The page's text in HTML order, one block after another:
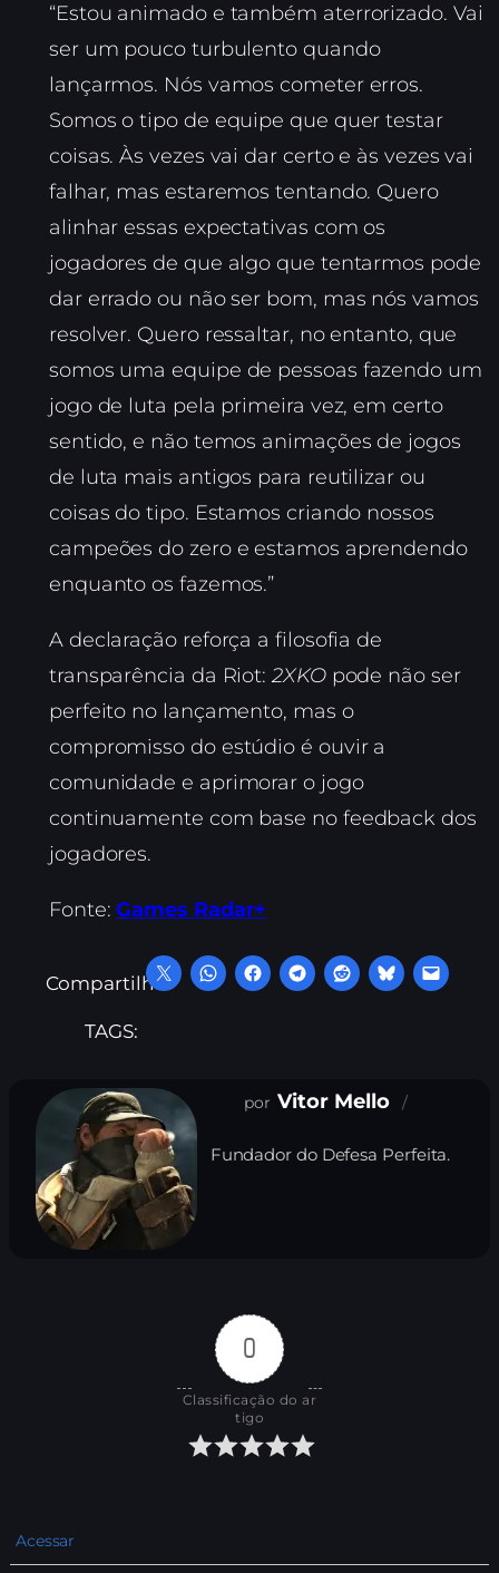
“Estou animado e também aterrorizado. Vai
ser um pouco turbulento quando
lançarmos. Nós vamos cometer erros.
Somos o tipo de equipe que quer testar
coisas. Às vezes vai dar certo e às vezes vai
falhar, mas estaremos tentando. Quero
alinhar essas expectativas com os
jogadores de que algo que tentarmos pode
dar errado ou não ser bom, mas nós vamos
resolver. Quero ressaltar, no entanto, que
somos uma equipe de pessoas fazendo um
jogo de luta pela primeira vez, em certo
sentido, e não temos animações de jogos
de luta mais antigos para reutilizar ou
coisas do tipo. Estamos criando nossos
campeões do zero e estamos aprendendo
enquanto os fazemos.”
A declaração reforça a filosofia de
transparência da Riot:2XKOpode não ser
perfeito no lançamento, mas o
compromisso do estúdio é ouvir a
comunidade e aprimorar o jogo
continuamente com base no feedback dos
jogadores.
Fonte:Games Radar+
Compartilhe:
TAGS:
Vitor Mello
Fundador do Defesa Perfeita.
0
Classificação do ar
tigo
Acessar